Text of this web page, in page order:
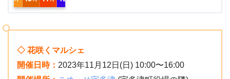
◇ 花咲くマルシェ
開催日時： 2023年11月12日(日) 10:00〜16:00